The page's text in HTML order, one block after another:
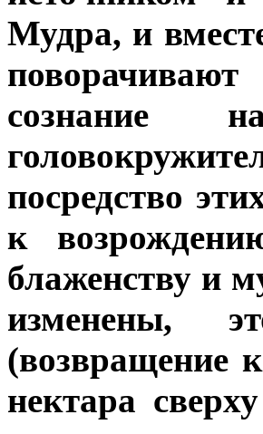
Мудра, и
поворачивают
сознание
посредство
к
блаженству и
изменены,
(возвращение
нектара